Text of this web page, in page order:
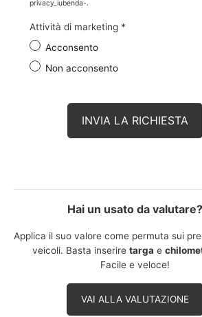
privacy_iubenda-.
Attività di marketing *
Acconsento
Non acconsento
Hai un usato da valutare?
Applica il suo valore come permuta sui
veicoli. Basta inserire targa e
Facile e veloce!
VAI ALLA VALUTAZIONE